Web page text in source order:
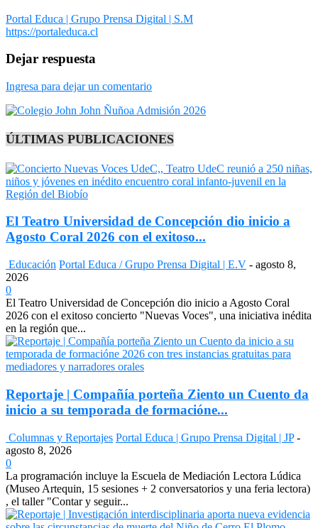
Portal Educa | Grupo Prensa Digital | S.M
https://portaleduca.cl
Dejar respuesta
Ingresa para dejar un comentario
ÚLTIMAS PUBLICACIONES
El Teatro Universidad de Concepción dio inicio a
Agosto Coral 2026 con el exitoso...
Educación Portal Educa / Grupo Prensa Digital | E.V - agosto 8,
2026
0
El Teatro Universidad de Concepción dio inicio a Agosto Coral
2026 con el exitoso concierto "Nuevas Voces", una iniciativa inédita
en la región que...
Reportaje | Compañía porteña Ziento un Cuento da
inicio a su temporada de formacióne...
Columnas y Reportajes Portal Educa | Grupo Prensa Digital | JP -
agosto 8, 2026
0
La programación incluye la Escuela de Mediación Lectora Lúdica
(Museo Artequin, 15 sesiones + 2 conversatorios y una feria lectora)
, el taller "Contar y seguir...